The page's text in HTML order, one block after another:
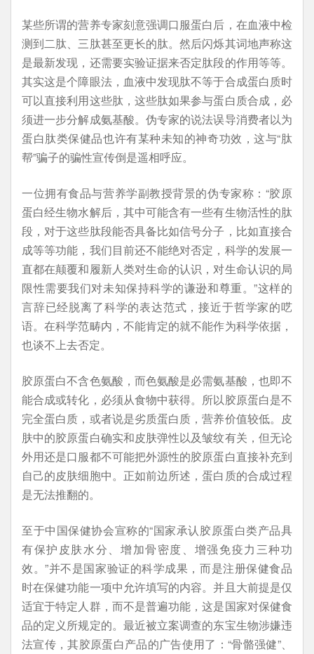
某些所谓的营养专家刻意强调口服蛋白后，在血液中检
测到二肽、三肽甚至更长的肽。然后闪烁其词地声称这
是最新发现，还需要实验证据来否定肽段的作用等等。
其实这是个障眼法，血液中发现肽不等于合成蛋白质时
可以直接利用这些肽，这些肽如果参与蛋白质合成，必
须进一步分解成氨基酸。伪专家的说法误导消费者以为
蛋白肽类保健品也许有某种未知的神奇功效，这与“肽
帮”骗子的骗性宣传倒是遥相呼应。
一位拥有食品与营养学副教授背景的伪专家称：“胶原
蛋白经生物水解后，其中可能含有一些有生物活性的肽
段，对于这些肽段能否具备比如信号分子，比如直接合
成等等功能，我们目前还不能绝对否定，科学的发展一
直都在颠覆和履新人类对生命的认识，对生命认识的局
限性需要我们对未知保持科学的谦逊和尊重。”这样的
言辞已经脱离了科学的表达范式，接近于哲学家的呓
语。在科学范畴内，不能肯定的就不能作为科学依据，
也谈不上去否定。
胶原蛋白不含色氨酸，而色氨酸是必需氨基酸，也即不
能合成或转化，必须从食物中获得。所以胶原蛋白是不
完全蛋白质，或者说是劣质蛋白质，营养价值较低。皮
肤中的胶原蛋白确实和皮肤弹性以及皱纹有关，但无论
外用还是口服都不可能把外源性的胶原蛋白直接补充到
自己的皮肤细胞中。正如前边所述，蛋白质的合成过程
是无法推翻的。
至于中国保健协会宣称的“国家承认胶原蛋白类产品具
有保护皮肤水分、增加骨密度、增强免疫力三种功
效。”并不是国家验证的科学成果，而是注册保健食品
时在保健功能一项中允许填写的内容。并且大前提是仅
适宜于特定人群，而不是普遍功能，这是国家对保健食
品的定义所规定的。最近被立案调查的东宝生物涉嫌违
法宣传，其胶原蛋白产品的广告使用了：“骨骼强健”、